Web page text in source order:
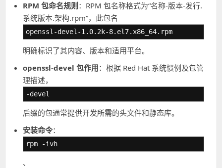
RPM 包命名规则：RPM 包名称格式为“名称-版本-发行.
系统版本.架构.rpm”，此包名
openssl-devel-1.0.2k-8.el7.x86_64.rpm
明确标识了其内容、版本和适用平台。
openssl-devel 包作用：根据 Red Hat 系统惯例及包管
理描述，
-devel
后缀的包通常提供开发所需的头文件和静态库。
安装命令：
rpm -ivh
、